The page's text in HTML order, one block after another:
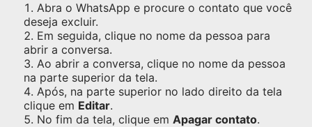
Abra o WhatsApp e procure o contato que você
deseja excluir.
Em seguida, clique no nome da pessoa para
abrir a conversa.
Ao abrir a conversa, clique no nome da pessoa
na parte superior da tela.
Após, na parte superior no lado direito da tela
clique em Editar.
No fim da tela, clique em Apagar contato.